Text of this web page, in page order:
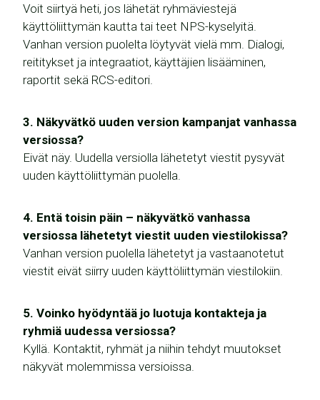
Voit siirtyä heti, jos lähetät ryhmäviestejä
käyttöliittymän kautta tai teet NPS-kyselyitä.
Vanhan version puolelta löytyvät vielä mm. Dialogi,
reititykset ja integraatiot, käyttäjien lisääminen,
raportit sekä RCS-editori.
3. Näkyvätkö uuden version kampanjat vanhassa
versiossa?
Eivät näy. Uudella versiolla lähetetyt viestit pysyvät
uuden käyttöliittymän puolella.
4. Entä toisin päin – näkyvätkö vanhassa
versiossa lähetetyt viestit uuden viestilokissa?
Vanhan version puolella lähetetyt ja vastaanotetut
viestit eivät siirry uuden käyttöliittymän viestilokiin.
5. Voinko hyödyntää jo luotuja kontakteja ja
ryhmiä uudessa versiossa?
Kyllä. Kontaktit, ryhmät ja niihin tehdyt muutokset
näkyvät molemmissa versioissa.